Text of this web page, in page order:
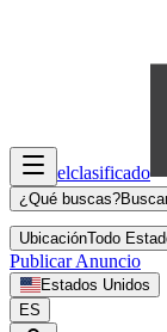
elclasificado
¿Qué buscas?
UbicaciónTodo
Publicar Anuncio
Estados Unidos
ES